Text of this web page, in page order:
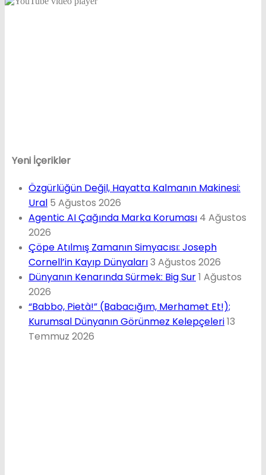
Yeni İçerikler
Özgürlüğün Değil, Hayatta Kalmanın Makinesi:
Ural 5 Ağustos 2026
Agentic AI Çağında Marka Koruması 4 Ağustos
2026
Çöpe Atılmış Zamanın Simyacısı: Joseph
Cornell’in Kayıp Dünyaları3 Ağustos 2026
Dünyanın Kenarında Sürmek: Big Sur1 Ağustos
2026
“Babbo, Pietà!” (Babacığım, Merhamet Et!);
Kurumsal Dünyanın Görünmez Kelepçeleri13
Temmuz 2026